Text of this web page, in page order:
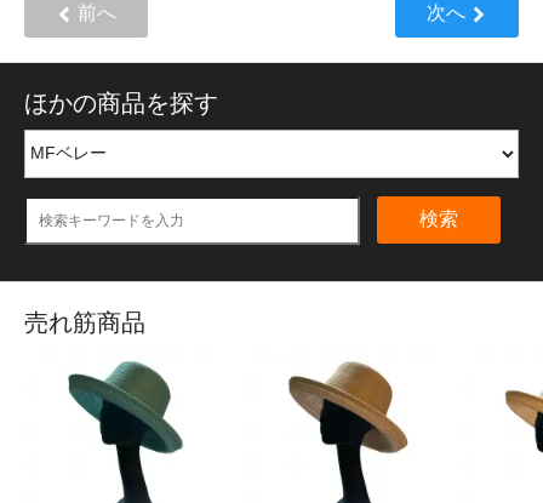
前へ 次へ
ほかの商品を探す
検索
売れ筋商品